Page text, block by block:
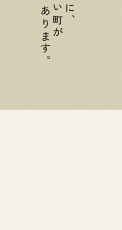
あります。